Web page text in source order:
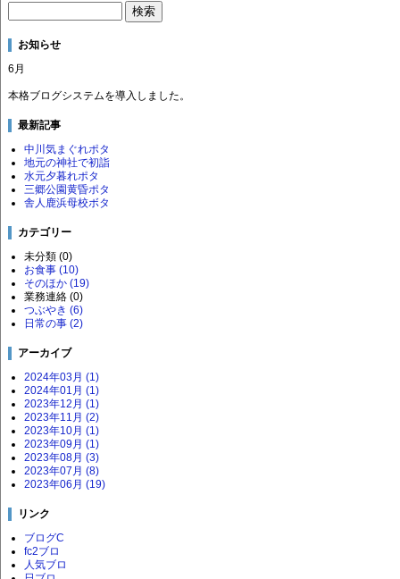
お知らせ
6月
本格ブログシステムを導入しました。
最新記事
中川気まぐれポタ
地元の神社で初詣
水元夕暮れポタ
三郷公園黄昏ポタ
舎人鹿浜母校ボタ
カテゴリー
未分類 (0)
お食事 (10)
そのほか (19)
業務連絡 (0)
つぶやき (6)
日常の事 (2)
アーカイブ
2024年03月 (1)
2024年01月 (1)
2023年12月 (1)
2023年11月 (2)
2023年10月 (1)
2023年09月 (1)
2023年08月 (3)
2023年07月 (8)
2023年06月 (19)
リンク
ブログC
fc2ブロ
人気ブロ